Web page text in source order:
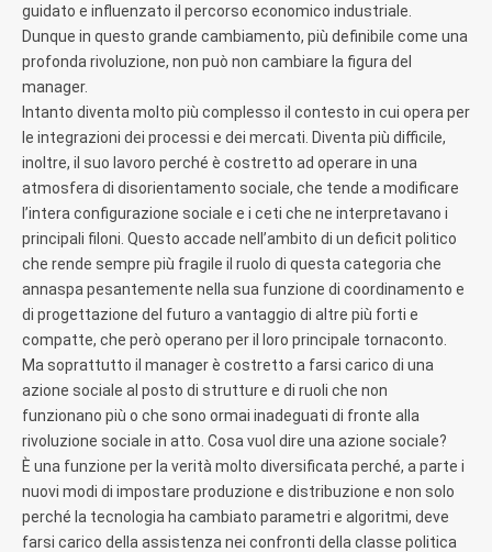
guidato e influenzato il percorso economico industriale.
Dunque in questo grande cambiamento, più definibile come una
profonda rivoluzione, non può non cambiare la figura del
manager.
Intanto diventa molto più complesso il contesto in cui opera per
le integrazioni dei processi e dei mercati. Diventa più difficile,
inoltre, il suo lavoro perché è costretto ad operare in una
atmosfera di disorientamento sociale, che tende a modificare
l’intera configurazione sociale e i ceti che ne interpretavano i
principali filoni. Questo accade nell’ambito di un deficit politico
che rende sempre più fragile il ruolo di questa categoria che
annaspa pesantemente nella sua funzione di coordinamento e
di progettazione del futuro a vantaggio di altre più forti e
compatte, che però operano per il loro principale tornaconto.
Ma soprattutto il manager è costretto a farsi carico di una
azione sociale al posto di strutture e di ruoli che non
funzionano più o che sono ormai inadeguati di fronte alla
rivoluzione sociale in atto. Cosa vuol dire una azione sociale?
È una funzione per la verità molto diversificata perché, a parte i
nuovi modi di impostare produzione e distribuzione e non solo
perché la tecnologia ha cambiato parametri e algoritmi, deve
farsi carico della assistenza nei confronti della classe politica